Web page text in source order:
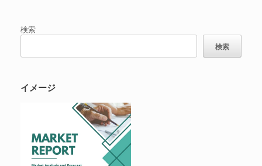
検索
検索
イメージ